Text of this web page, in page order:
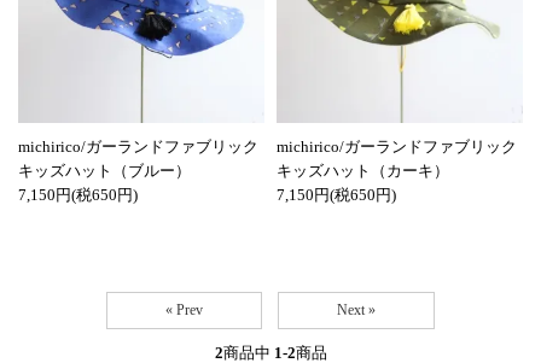
michirico/ガーランドファブリック
キッズハット（ブルー）
7,150円(税650円)
michirico/ガーランドファブリック
キッズハット（カーキ）
7,150円(税650円)
« Prev Next »
2商品中 1-2商品